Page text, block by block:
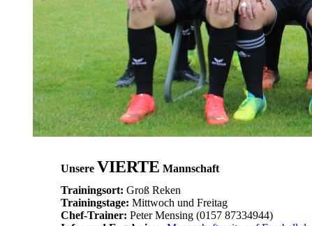
Unsere VIERTE Mannschaft
Trainingsort: Groß Reken
Trainingstage: Mittwoch und Freitag
Chef-Trainer: Peter Mensing (0157 87334944)